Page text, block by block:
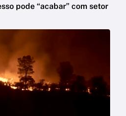
pode “acabar” com setor